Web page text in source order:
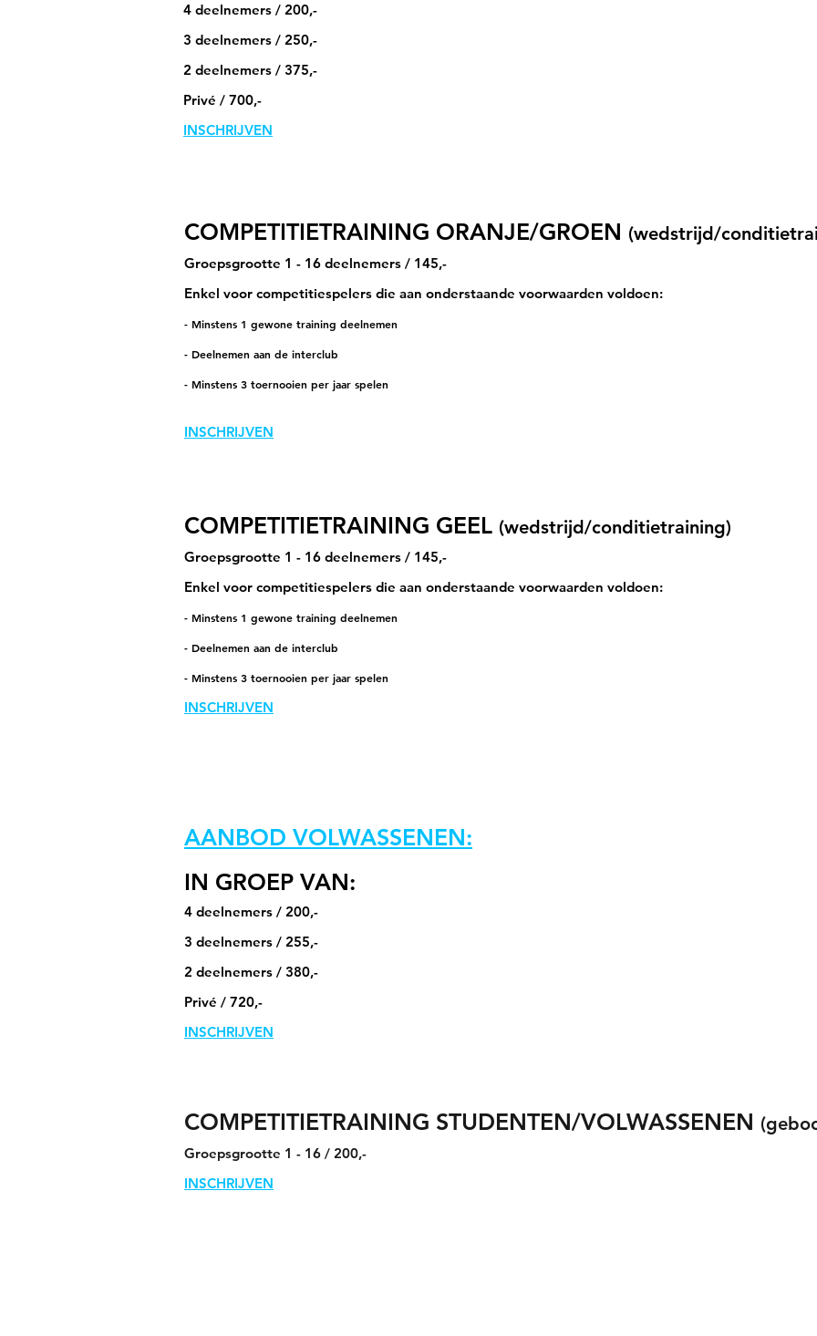
4 deelnemers / 200,-
3 deelnemers / 250,-
2 deelnemers / 375,-
Privé / 700,-
INSCHRIJVEN
COMPETITIETRAINING ORANJE/GROEN (wedstrijd/
Groepsgrootte 1 - 16 deelnemers / 145,-
Enkel voor competitiespelers die aan onderstaande voorwaarden voldoen:
- Minstens 1 gewone training deelnemen
- Deelnemen aan de interclub
- Minstens 3 toernooien per jaar spelen
INSCHRIJVEN
COMPETITIETRAINING GEEL (wedstrijd/conditietraining)
Groepsgrootte 1 - 16 deelnemers / 145,-
Enkel voor competitiespelers die aan onderstaande voorwaarden voldoen:
- Minstens 1 gewone training deelnemen
- Deelnemen aan de interclub
- Minstens 3 toernooien per jaar spelen
INSCHRIJVEN
AANBOD VOLWASSENEN:
IN GROEP VAN:
4 deelnemers / 200,-
3 deelnemers / 255,-
2 deelnemers / 380,-
Privé / 720,-
INSCHRIJVEN
COMPETITIETRAINING STUDENTEN/VOLWASSENEN
Groepsgrootte 1 - 16 / 200,-
INSCHRIJVEN